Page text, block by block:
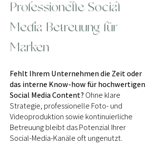
Professionelle Social
Media Betreuung für
Marken
Fehlt Ihrem Unternehmen die Zeit oder
das interne Know-how für hochwertigen
Social Media Content?Ohne klare
Strategie, professionelle Foto- und
Videoproduktion sowie kontinuierliche
Betreuung bleibt das Potenzial Ihrer
Social-Media-Kanäle oft ungenutzt.